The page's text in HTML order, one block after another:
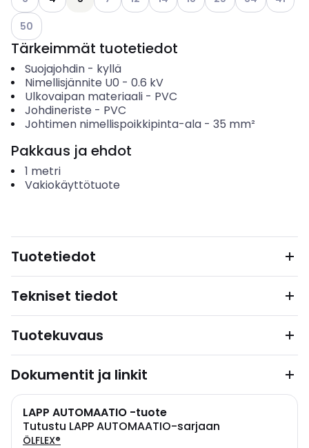
Katso käytettävissä olevat vaihtoehdot
50
Tärkeimmät tuotetiedot
Suojajohdin- kyllä
Nimellisjännite U0 - 0.6 kV
Ulkovaipan materiaali- PVC
Johdineriste - PVC
Johtimen nimellispoikkipinta-ala- 35 mm²
Pakkaus ja ehdot
1 metri
Vakiokäyttötuote
Tuotetiedot
Tekniset tiedot
Tuotekuvaus
Dokumentit ja linkit
LAPP AUTOMAATIO -tuote
Tutustu LAPP AUTOMAATIO-sarjaan
ÖLFLEX®